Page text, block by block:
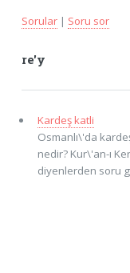
Sorular| Soru sor
re'y
Kardeş katli
Osmanlı\'da
nedir? Kur\'an-ı
diyenlerden soru